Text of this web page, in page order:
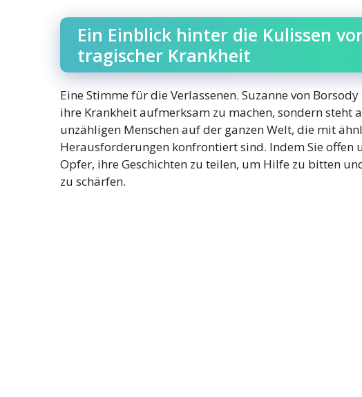
Ein Einblick hinter die Kulissen
tragischer Krankheit
Eine Stimme für die Verlassenen. Suzanne von
ihre Krankheit aufmerksam zu machen, sondern steht
unzähligen Menschen auf der ganzen Welt, die mit
Herausforderungen konfrontiert sind. Indem Sie offen
Opfer, ihre Geschichten zu teilen, um Hilfe zu bitten
zu schärfen.